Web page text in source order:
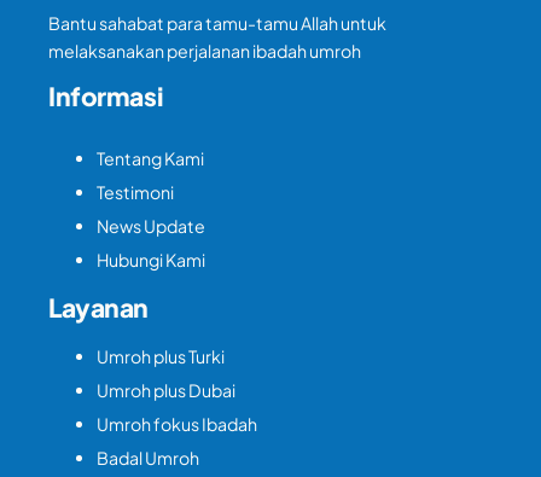
Bantu sahabat para tamu-tamu Allah untuk
melaksanakan perjalanan ibadah umroh
Informasi
Tentang Kami
Testimoni
News Update
Hubungi Kami
Layanan
Umroh plus Turki
Umroh plus Dubai
Umroh fokus Ibadah
Badal Umroh